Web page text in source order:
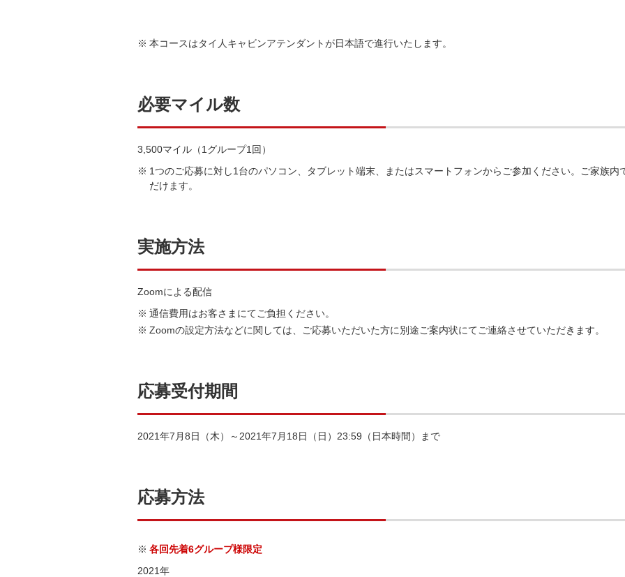
本コースはタイ人キャビンアテンダントが日本語で進行いたします。
必要マイル数
3,500マイル（1グループ1回）
1つのご応募に対し1台のパソコン、タブレット端末、またはスマートフォンからご参加ください。ご家族
だけます。
実施方法
Zoomによる配信
通信費用はお客さまにてご負担ください。
Zoomの設定方法などに関しては、ご応募いただいた方に別途ご案内状にてご連絡させていただきます。
応募受付期間
2021年7月8日（木）～2021年7月18日（日）23:59（日本時間）まで
応募方法
各回先着6グループ様限定
2021年